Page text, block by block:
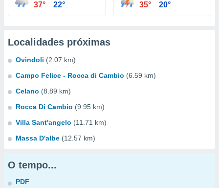
37° 22° 35° 20°
Localidades próximas
Ovindoli (2.07 km)
Campo Felice - Rocca di Cambio (6.59 km)
Celano (8.89 km)
Rocca Di Cambio (9.95 km)
Villa Sant'angelo (11.71 km)
Massa D'albe (12.57 km)
O tempo...
PDF